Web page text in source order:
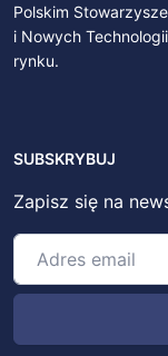
Polskim
i Nowych
rynku.
SUBSKRYBUJ
Zapisz się na